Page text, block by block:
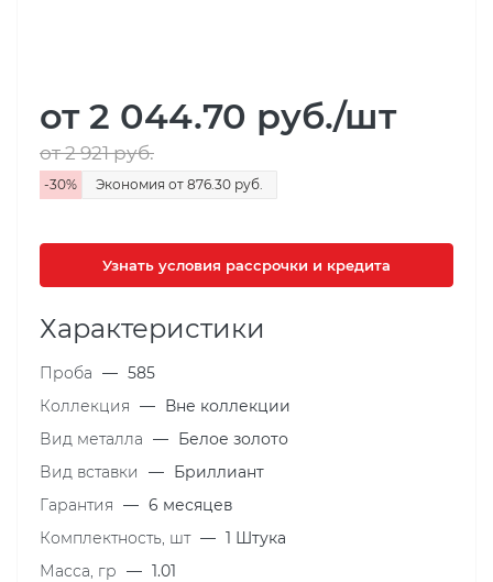
от 2 044.70 руб./шт
от 2 921руб.
-30% Экономия от 876.30 руб.
Узнать условия рассрочки и кредита
Характеристики
Проба — 585
Коллекция — Вне коллекции
Вид металла — Белое золото
Вид вставки
— Бриллиант
Гарантия — 6 месяцев
Комплектность, шт — 1 Штука
Масса, гр — 1.01